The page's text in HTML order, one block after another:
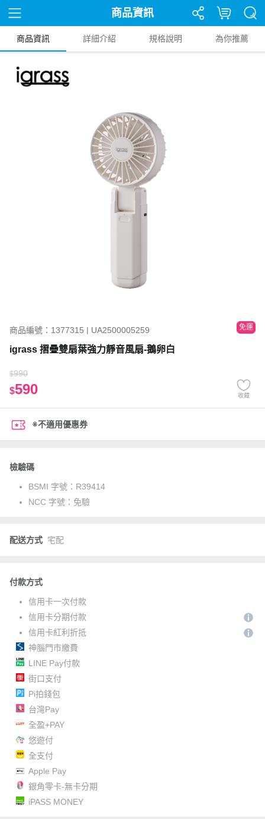
商品資訊
商品資訊 詳細介紹 規格說明 為你推薦
商品編號：1377315 | UA2500005259 免運
igrass 摺疊雙扇葉強力靜音風扇-鵝卵白
$990
$590 收藏
※不適用優惠券
檢驗碼
BSMI 字號： R39414
NCC 字號： 免驗
配送方式 宅配
付款方式
信用卡一次付款
信用卡分期付款
信用卡紅利折抵
神腦門市繳費
LINE Pay付款
街口支付
Pi拍錢包
台灣Pay
全盈+PAY
悠遊付
全支付
Apple Pay
銀角零卡-無卡分期
iPASS MONEY